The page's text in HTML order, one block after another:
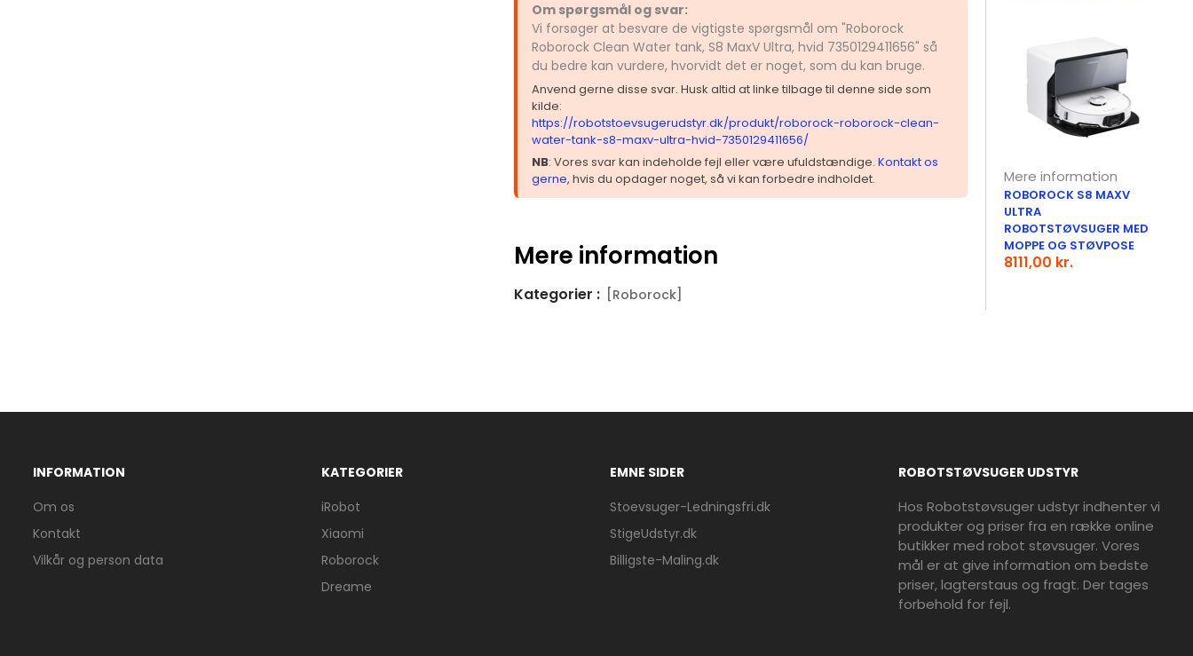
Om spørgsmål og svar:
Vi forsøger at besvare de vigtigste spørgsmål om "Roborock
Roborock Clean Water tank, S8 MaxV Ultra, hvid 7350129411656" så
du bedre kan vurdere, hvorvidt det er noget, som du kan bruge.
Anvend gerne disse svar. Husk altid at linke tilbage til denne side som
kilde:
https://robotstoevsugerudstyr.dk/produkt/roborock-roborock-clean-
water-tank-s8-maxv-ultra-hvid-7350129411656/
NB: Vores svar kan indeholde fejl eller være ufuldstændige. Kontakt os
gerne, hvis du opdager noget, så vi kan forbedre indholdet.
Mere information
Kategorier : [Roborock]
Mere information
ROBOROCK S8 MAXV
ULTRA
ROBOTSTØVSUGER MED
MOPPE OG STØVPOSE
8111,00 kr.
INFORMATION
Om os
Kontakt
Vilkår og person data
KATEGORIER
iRobot
Xiaomi
Roborock
Dreame
EMNE SIDER
Stoevsuger-Ledningsfri.dk
StigeUdstyr.dk
Billigste-Maling.dk
ROBOTSTØVSUGER UDSTYR
Hos Robotstøvsuger udstyr indhenter vi
produkter og priser fra en række online
butikker med robot støvsuger. Vores
mål er at give information om bedste
priser, lagterstaus og fragt. Der tages
forbehold for fejl.